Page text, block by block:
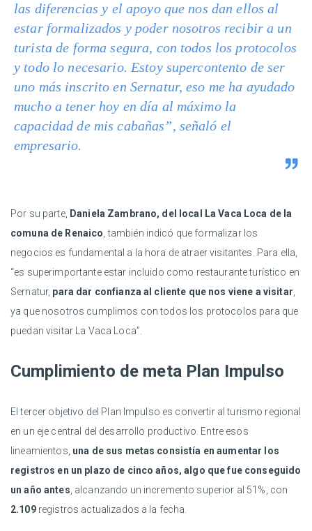
las diferencias y el apoyo que nos dan ellos al
estar formalizados y poder nosotros recibir a un
turista de forma segura, con todos los protocolos
y todo lo necesario. Estoy supercontento de ser
uno más inscrito en Sernatur, eso me ha ayudado
mucho a tener hoy en día al máximo la
capacidad de mis cabañas”, señaló el
empresario.
Por su parte, Daniela Zambrano, del local La Vaca Loca de la
comuna de Renaico , también indicó que formalizar los
negocios es fundamental a la hora de atraer visitantes. Para ella,
“es superimportante estar incluido como restaurante turístico en
Sernatur, para dar confianza al cliente que nos viene a visitar
ya que nosotros cumplimos con todos los protocolos para que
puedan visitar La Vaca Loca”.
Cumplimiento de meta Plan Impulso
El tercer objetivo del Plan Impulso es convertir al turismo regional
en un eje central del desarrollo productivo. Entre esos
lineamientos, una de sus metas consistía en aumentar los
registros en un plazo de cinco años, algo que fue conseguido
un año antes , alcanzando un incremento superior al 51%, con
2.109registros actualizados a la fecha.